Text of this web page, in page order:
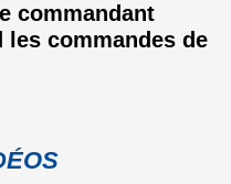
commandant
les commandes de